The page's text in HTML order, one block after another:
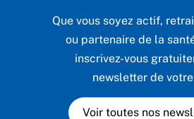
Que vous soyez actif,
ou partenaire de la
inscrivez-vous
newsletter de
Voir toutes nos